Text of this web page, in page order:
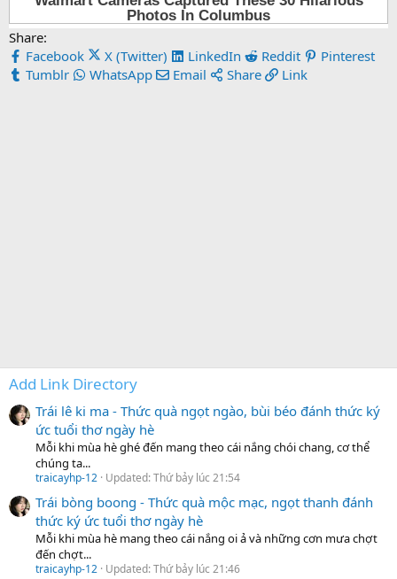
Share:
Facebook
X (Twitter) LinkedIn Reddit
Pinterest
Tumblr
WhatsApp Email Share Link
Add Link Directory
Trái lê ki ma - Thức quà ngọt ngào, bùi béo đánh thức ký
ức tuổi thơ ngày hè
Mỗi khi mùa hè ghé đến mang theo cái nắng chói chang, cơ thể
chúng ta...
traicayhp-12 Updated:Thứ bảy lúc 21:54
Trái bòng boong - Thức quà mộc mạc, ngọt thanh đánh
thức ký ức tuổi thơ ngày hè
Mỗi khi mùa hè mang theo cái nắng oi ả và những cơn mưa chợt
đến chợt...
traicayhp-12 Updated:Thứ bảy lúc 21:46